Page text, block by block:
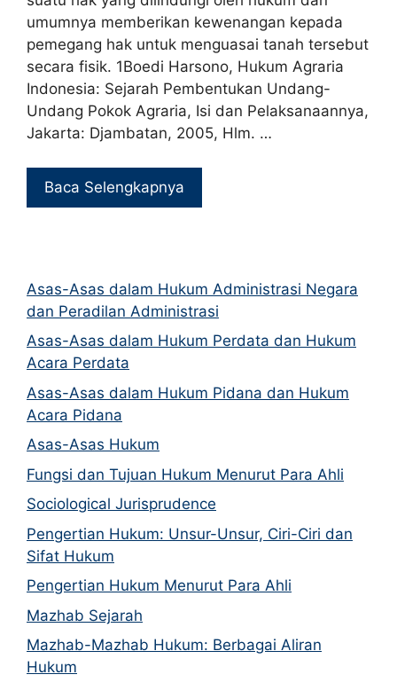
umumnya memberikan kewenangan kepada
pemegang hak untuk menguasai tanah tersebut
secara fisik. 1Boedi Harsono, Hukum Agraria
Indonesia: Sejarah Pembentukan Undang-
Undang Pokok Agraria, Isi dan Pelaksanaannya,
Jakarta: Djambatan, 2005, Hlm. …
Baca Selengkapnya
Asas-Asas dalam Hukum Administrasi Negara
dan Peradilan Administrasi
Asas-Asas dalam Hukum Perdata dan Hukum
Acara Perdata
Asas-Asas dalam Hukum Pidana dan Hukum
Acara Pidana
Asas-Asas Hukum
Fungsi dan Tujuan Hukum Menurut Para Ahli
Sociological Jurisprudence
Pengertian Hukum: Unsur-Unsur, Ciri-Ciri dan
Sifat Hukum
Pengertian Hukum Menurut Para Ahli
Mazhab Sejarah
Mazhab-Mazhab Hukum: Berbagai Aliran
Hukum